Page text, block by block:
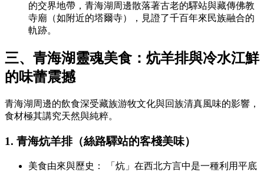
的交界地帶，青海湖周邊散落著古老的驛站與藏傳佛教
寺廟（如附近的塔爾寺），見證了千百年來民族融合的
軌跡。
三、青海湖靈魂美食：炕羊排與冷水江鮮
的味蕾震撼
青海湖周邊的飲食深受藏族游牧文化與回族清真風味的影響，
食材極其講究天然與純粹。
1. 青海炕羊排（絲路驛站的客棧美味）
美食由來與歷史： 「炕」在西北方言中是一種利用平底